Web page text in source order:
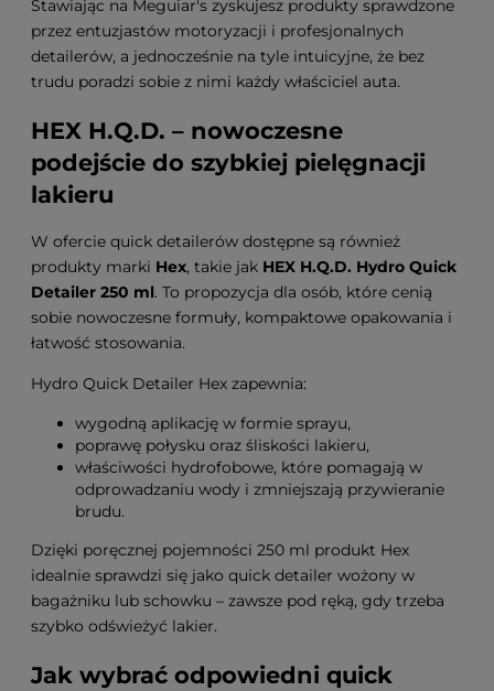
Stawiając na Meguiar's zyskujesz produkty sprawdzone
przez entuzjastów motoryzacji i profesjonalnych
detailerów, a jednocześnie na tyle intuicyjne, że bez
trudu poradzi sobie z nimi każdy właściciel auta.
HEX H.Q.D. – nowoczesne
podejście do szybkiej pielęgnacji
lakieru
W ofercie quick detailerów dostępne są również
produkty marki Hex, takie jak HEX H.Q.D. Hydro Quick
Detailer 250 ml. To propozycja dla osób, które cenią
sobie nowoczesne formuły, kompaktowe opakowania i
łatwość stosowania.
Hydro Quick Detailer Hex zapewnia:
wygodną aplikację w formie sprayu,
poprawę połysku oraz śliskości lakieru,
właściwości hydrofobowe, które pomagają w
odprowadzaniu wody i zmniejszają przywieranie
brudu.
Dzięki poręcznej pojemności 250 ml produkt Hex
idealnie sprawdzi się jako quick detailer wożony w
bagażniku lub schowku – zawsze pod ręką, gdy trzeba
szybko odświeżyć lakier.
Jak wybrać odpowiedni quick